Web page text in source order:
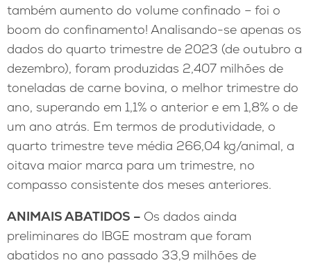
também aumento do volume confinado – foi o
boom do confinamento! Analisando-se apenas os
dados do quarto trimestre de 2023 (de outubro a
dezembro), foram produzidas 2,407 milhões de
toneladas de carne bovina, o melhor trimestre do
ano, superando em 1,1% o anterior e em 1,8% o de
um ano atrás. Em termos de produtividade, o
quarto trimestre teve média 266,04 kg/animal, a
oitava maior marca para um trimestre, no
compasso consistente dos meses anteriores.
ANIMAIS ABATIDOS – Os dados ainda
preliminares do IBGE mostram que foram
abatidos no ano passado 33,9 milhões de